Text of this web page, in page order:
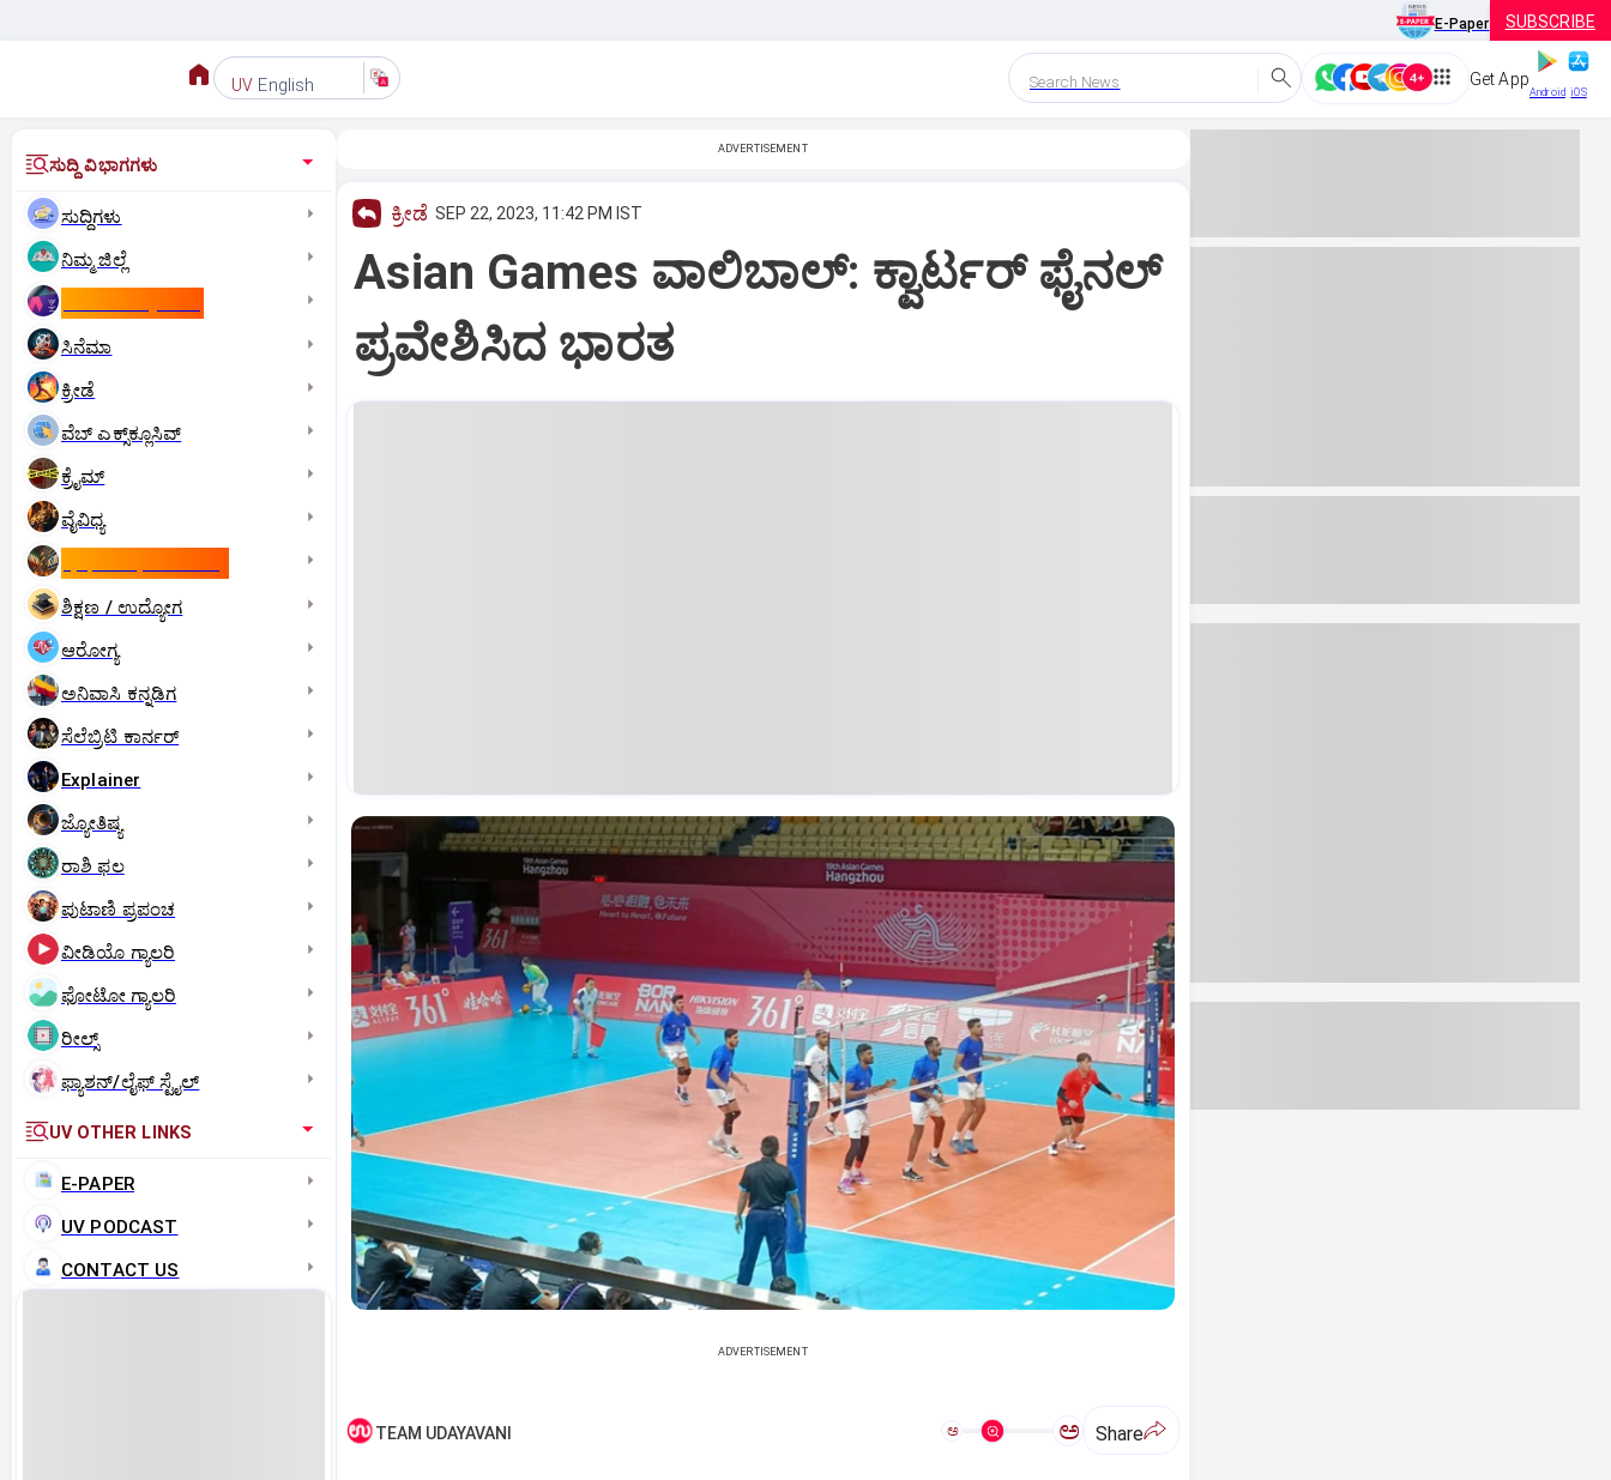
E-Paper SUBSCRIBE
UV English Search News Get App
Android iOS
ಸುದ್ದಿ ವಿಭಾಗಗಳು
ಸುದ್ದಿಗಳು
ನಿಮ್ಮ ಜಿಲ್ಲೆ
ಸಿನೆಮಾ
ಕ್ರೀಡೆ
ವೆಬ್ ಎಕ್ಸ್‌ಕ್ಲೂಸಿವ್
ಕ್ರೈಮ್
ವೈವಿಧ್ಯ
ಶಿಕ್ಷಣ / ಉದ್ಯೋಗ
ಆರೋಗ್ಯ
ಅನಿವಾಸಿ ಕನ್ನಡಿಗ
ಸೆಲೆಬ್ರಿಟಿ ಕಾರ್ನರ್‌
Explainer
ಜ್ಯೋತಿಷ್ಯ
ರಾಶಿ ಫಲ
ಪುಟಾಣಿ ಪ್ರಪಂಚ
ವೀಡಿಯೊ ಗ್ಯಾಲರಿ
ಫೋಟೋ ಗ್ಯಾಲರಿ
ರೀಲ್ಸ್
ಫ್ಯಾಶನ್/ಲೈಫ್‌ ಸ್ಟೈಲ್
UV OTHER LINKS
E-PAPER
UV PODCAST
CONTACT US
ADVERTISEMENT
ಕ್ರೀಡೆ SEP 22, 2023, 11:42 PM IST
Asian Games ವಾಲಿಬಾಲ್‌: ಕ್ವಾರ್ಟರ್‌ ಫೈನಲ್‌
ಪ್ರವೇಶಿಸಿದ ಭಾರತ
ADVERTISEMENT
TEAM UDAYAVANI ಅ ಅ Share